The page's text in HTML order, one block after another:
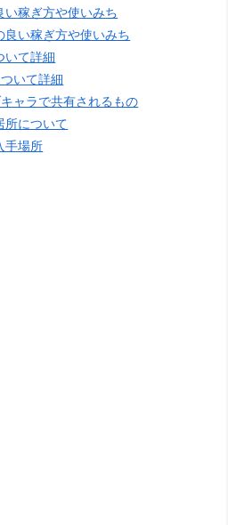
い稼ぎ方や使いみち
良い稼ぎ方や使いみち
いて詳細
いて詳細
ャラで共有されるもの
所について
手場所